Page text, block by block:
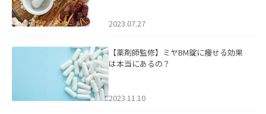
2023.07.27
【薬剤師監修】ミヤBM錠に痩せる効果
は本当にあるの？
2023.11.10